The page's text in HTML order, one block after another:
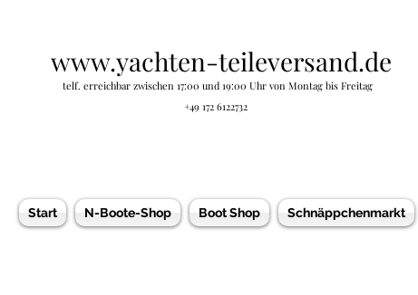
www.yachten-teileversand.de
telf. erreichbar zwischen 17:00 und 19:00 Uhr von Montag bis Freitag
+49 172 6122732
Start N-Boote-Shop Boot Shop Schnäppchenmarkt